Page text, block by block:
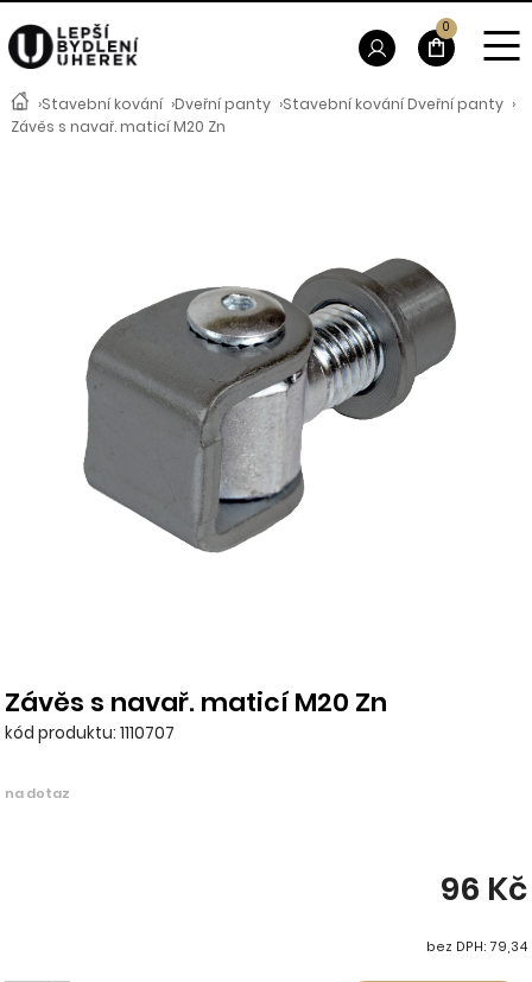
›Stavební kování ›Dveřní panty ›Stavební kování Dveřní panty ›
Závěs s navař. maticí M20 Zn
Závěs s navař. maticí M20 Zn
kód produktu: 1110707
na dotaz
96 Kč
bez DPH: 79,34
0